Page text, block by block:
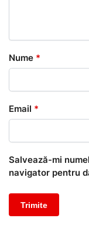
Nume *
Email *
Salvează-mi
navigator pentru